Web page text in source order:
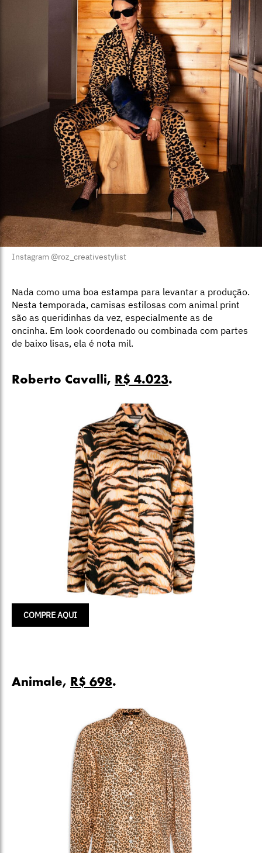
Instagram @roz_creativestylist
Nada como uma boa estampa para levantar a produção.
Nesta temporada, camisas estilosas com animal print
são as queridinhas da vez, especialmente as de
oncinha. Em look coordenado ou combinada com partes
de baixo lisas, ela é nota mil.
Roberto Cavalli, R$ 4.023.
COMPRE AQUI
Animale, R$ 698.